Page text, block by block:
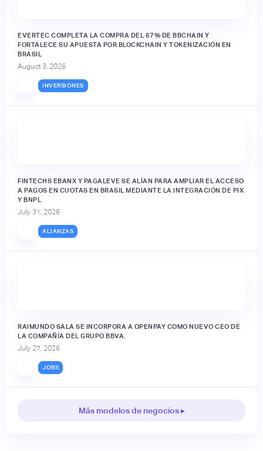
EVERTEC COMPLETA LA COMPRA DEL 67% DE BBCHAIN Y
FORTALECE SU APUESTA POR BLOCKCHAIN Y TOKENIZACIÓN EN
BRASIL
August 3, 2026
INVERSIONES
FINTECHS EBANX Y PAGALEVE SE ALÍAN PARA AMPLIAR EL ACCESO
A PAGOS EN CUOTAS EN BRASIL MEDIANTE LA INTEGRACIÓN DE PIX
Y BNPL
July 31, 2026
ALIANZAS
RAIMUNDO SALA SE INCORPORA A OPENPAY COMO NUEVO CEO DE
LA COMPAÑÍA DEL GRUPO BBVA.
July 27, 2026
JOBS
Más modelos de negocios ▸